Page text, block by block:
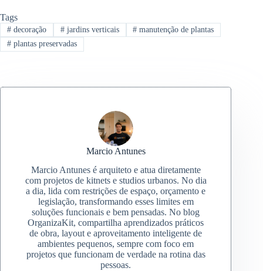
Tags
#decoração #jardins verticais # manutenção de plantas
#plantas preservadas
Marcio Antunes
Marcio Antunes é arquiteto e atua diretamente
com projetos de kitnets e studios urbanos. No dia
a dia, lida com restrições de espaço, orçamento e
legislação, transformando esses limites em
soluções funcionais e bem pensadas. No blog
OrganizaKit, compartilha aprendizados práticos
de obra, layout e aproveitamento inteligente de
ambientes pequenos, sempre com foco em
projetos que funcionam de verdade na rotina das
pessoas.